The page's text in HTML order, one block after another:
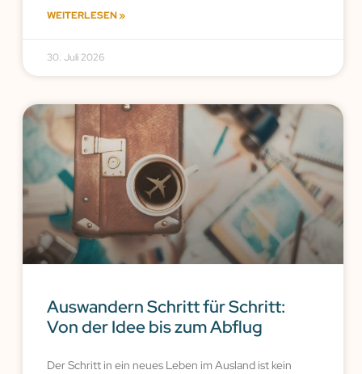
WEITERLESEN »
30. Juli 2026
Auswandern Schritt für Schritt:
Von der Idee bis zum Abflug
Der Schritt in ein neues Leben im Ausland ist kein